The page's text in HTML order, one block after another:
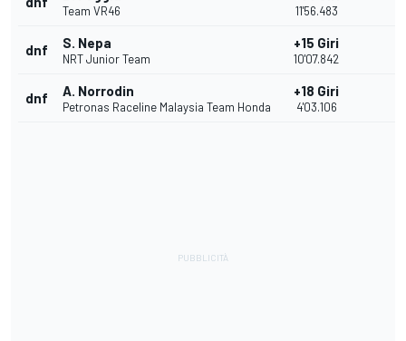
Team VR46 11'56.483
dnf S. Nepa
NRT Junior Team
+15 Giri
10'07.842
dnf A. Norrodin
Petronas Raceline Malaysia Team Honda
+18 Giri
4'03.106